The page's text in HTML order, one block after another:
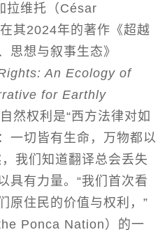
拉维托（César
其2024年的著作《超越
思想与叙事生态》
An Ecology of
for Earthly
然权利是“西方法律对如
一切皆有生命，万物都以
我们知道翻译总会丢失
具有力量。“我们首次看
原住民的价值与权利，”
Ponca Nation）的一